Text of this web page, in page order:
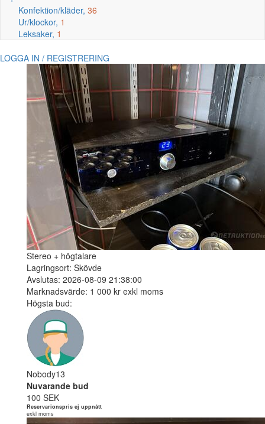
Konfektion/kläder, 36
Ur/klockor, 1
Leksaker, 1
LOGGA IN / REGISTRERING
Stereo + högtalare
Lagringsort: Skövde
Avslutas: 2026-08-09 21:38:00
Marknadsvärde: 1 000 kr exkl moms
Högsta bud:
Nobody13
Nuvarande bud
100 SEK
Reservarionspris ej uppnått
exkl moms